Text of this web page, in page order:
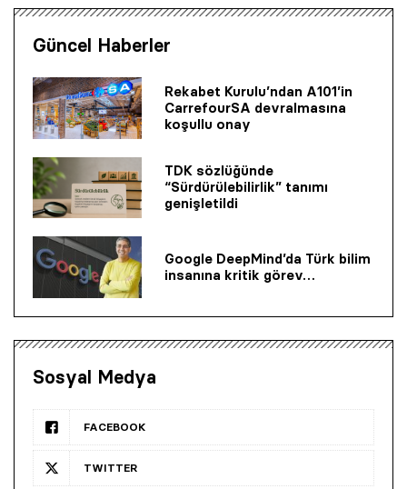
Güncel Haberler
Rekabet Kurulu’ndan A101’in
CarrefourSA devralmasına
koşullu onay
TDK sözlüğünde
“Sürdürülebilirlik” tanımı
genişletildi
Google DeepMind’da Türk bilim
insanına kritik görev…
Sosyal Medya
FACEBOOK
TWITTER